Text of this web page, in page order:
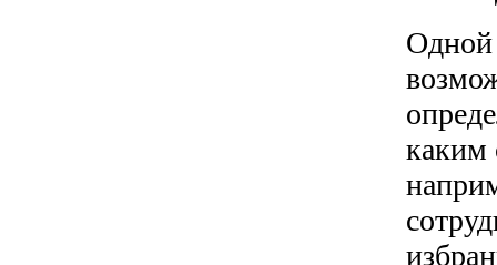
Одной
каким